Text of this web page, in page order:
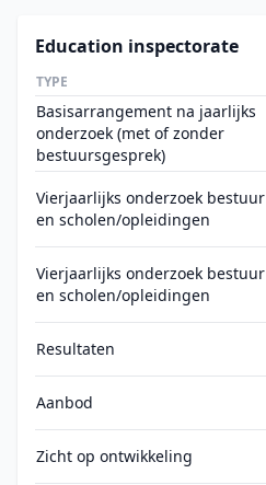
Education inspectorate
TYPE
Basisarrangement na jaarlijks
onderzoek (met of zonder
bestuursgesprek)
Vierjaarlijks onderzoek bestuur
en scholen/opleidingen
Vierjaarlijks onderzoek bestuur
en scholen/opleidingen
Resultaten
Aanbod
Zicht op ontwikkeling